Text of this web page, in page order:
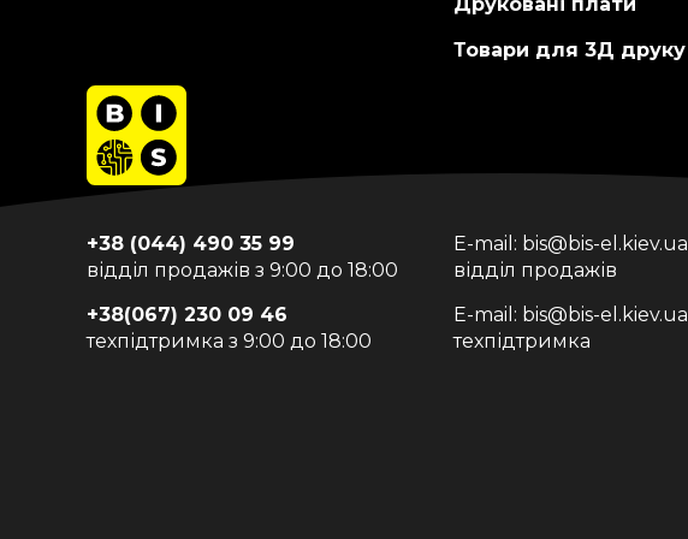
Товари для 3Д друку
+38 (044) 490 35 99
відділ продажів з 9:00 до 18:00
+38(067) 230 09 46
техпідтримка з 9:00 до 18:00
E-mail: bis@bis-el.kiev.ua
відділ продажів
E-mail: bis@bis-el.kiev.ua
техпідтримка